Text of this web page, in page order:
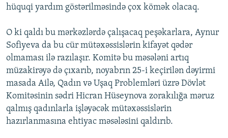
hüquqi yardım göstərilməsində çox kömək olacaq.
O ki qaldı bu mərkəzlərdə çalışacaq peşəkarlara, Aynur
Sofiyeva da bu cür mütəxəssislərin kifayət qədər
olmaması ilə razılaşır. Komitə bu məsələni artıq
müzakirəyə də çıxarıb, noyabrın 25-i keçirilən dəyirmi
masada Ailə, Qadın və Uşaq Problemləri üzrə Dövlət
Komitəsinin sədri Hicran Hüseynova zorakılığa məruz
qalmış qadınlarla işləyəcək mütəxəssislərin
hazırlanmasına ehtiyac məsələsini qaldırıb.